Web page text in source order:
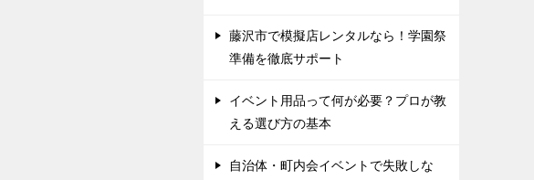
藤沢市で模擬店レンタルなら！学園祭
準備を徹底サポート
イベント用品って何が必要？プロが教
える選び方の基本
自治体・町内会イベントで失敗しな